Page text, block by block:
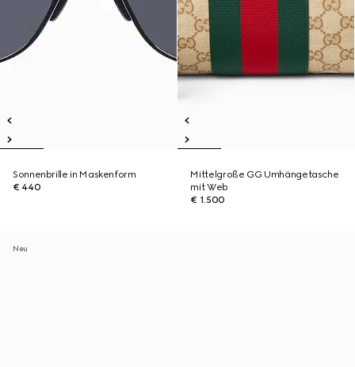
Sonnenbrille in Maskenform
€ 440
Mittelgroße GG Umhängetasche
mit Web
€ 1.500
Neu